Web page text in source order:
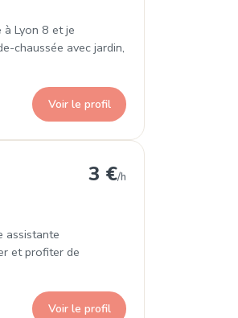
Lyon 8 et je
chaussée avec jardin,
Voir le profil
3 €/h
assistante
et profiter de
Voir le profil